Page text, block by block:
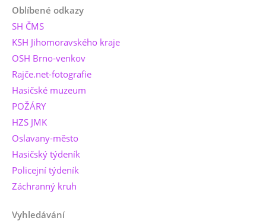
Oblíbené odkazy
SH ČMS
KSH Jihomoravského kraje
OSH Brno-venkov
Rajče.net-fotografie
Hasičské muzeum
POŽÁRY
HZS JMK
Oslavany-město
Hasičský týdeník
Policejní týdeník
Záchranný kruh
Vyhledávání